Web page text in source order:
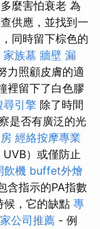
麼害怕衰老 為
供應，並找到一
同時留下棕色的
家族墓 牆壁 漏
力照顧皮膚的適
裡留下了白色膠
尋引擎 除了時間
是否有廣泛的光
經絡按摩專業
UVB）或僅防止
飲機 buffet外燴
含指示的PA指數
候，它的缺點 專
公司推薦 - 例